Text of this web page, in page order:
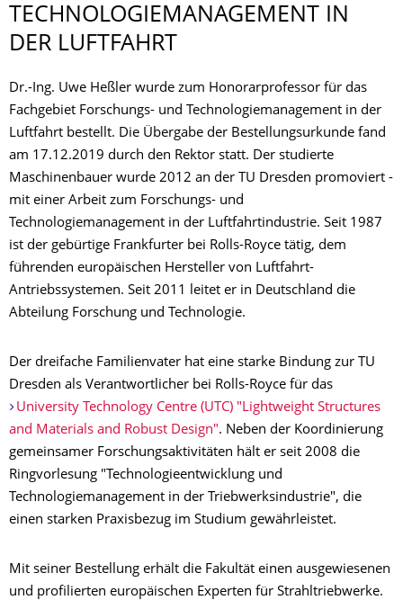
ECHNOLOGIEMA­NAGEMENT IN D
ER LUFTFAHRT
Dr.-Ing. Uwe Heßler wurde zum Honorarprofessor für das
Fachgebiet Forschungs- und Technologiemanagement in der
Luftfahrt bestellt. Die Übergabe der Bestellungsurkunde fand
am 17.12.2019 durch den Rektor statt. Der studierte
Maschinenbauer wurde 2012 an der TU Dresden promoviert -
mit einer Arbeit zum Forschungs- und
Technologiemanagement in der Luftfahrtindustrie. Seit 1987
ist der gebürtige Frankfurter bei Rolls-Royce tätig, dem
führenden europäischen Hersteller von Luftfahrt-
Antriebssystemen. Seit 2011 leitet er in Deutschland die
Abteilung Forschung und Technologie.
Der dreifache Familienvater hat eine starke Bindung zur TU
Dresden als Verantwortlicher bei Rolls-Royce für das
University Technology Centre (UTC) "Lightweight Structures
and Materials and Robust Design". Neben der Koordinierung
gemeinsamer Forschungsaktivitäten hält er seit 2008 die
Ringvorlesung "Technologieentwicklung und
Technologiemanagement in der Triebwerksindustrie", die
einen starken Praxisbezug im Studium gewährleistet.
Mit seiner Bestellung erhält die Fakultät einen ausgewiesenen
und profilierten europäischen Experten für Strahltriebwerke.